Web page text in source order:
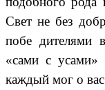
Свет не без
побе дителями
«сами с усами»
каждый мог о вас